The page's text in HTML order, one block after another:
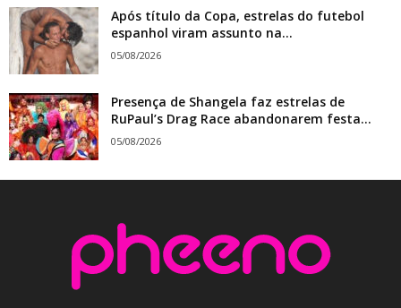
Após título da Copa, estrelas do futebol
espanhol viram assunto na...
05/08/2026
Presença de Shangela faz estrelas de
RuPaul’s Drag Race abandonarem festa...
05/08/2026